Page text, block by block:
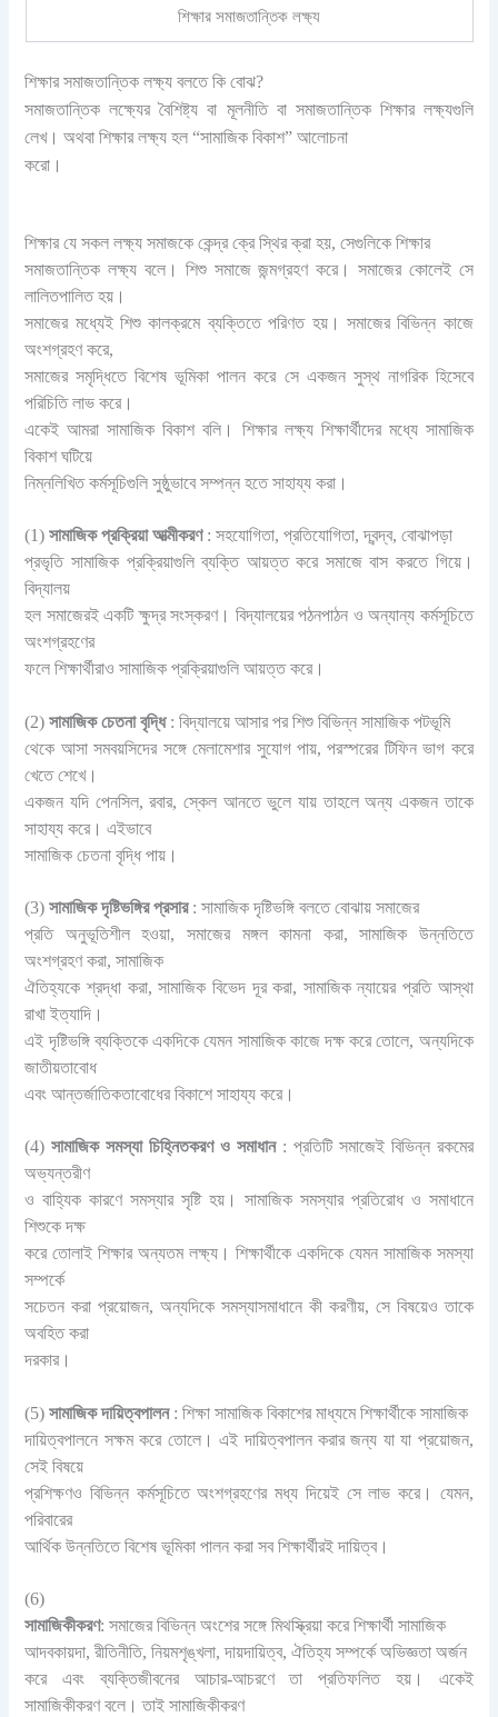
শিক্ষার সমাজতান্তিক লক্ষ্য
শিক্ষার সমাজতান্তিক লক্ষ্য বলতে কি বোঝ?
সমাজতান্তিক লক্ষ্যের বৈশিষ্ট্য বা মূলনীতি বা সমাজতান্তিক শিক্ষার লক্ষ্যগুলি
লেখ।অথবাশিক্ষার লক্ষ্য হল “সামাজিক বিকাশ” আলোচনা
করো।
শিক্ষার যে সকল লক্ষ্য সমাজকে কেন্দ্র ক্রে স্থির ক্রা হয়, সেগুলিকে শিক্ষার
সমাজতান্তিক লক্ষ্য বলে। শিশু সমাজে জন্মগ্রহণ করে। সমাজের কোলেই সে
লালিতপালিত হয়।
সমাজের মধ্যেই শিশু কালক্রমে ব্যক্তিতে পরিণত হয়। সমাজের বিভিন্ন কাজে
অংশগ্রহণ করে,
সমাজের সমৃদ্ধিতে বিশেষ ভূমিকা পালন করে সে একজন সুস্থ নাগরিক হিসেবে
পরিচিতি লাভ করে।
একেই আমরা সামাজিক বিকাশ বলি। শিক্ষার লক্ষ্য শিক্ষার্থীদের মধ্যে সামাজিক
বিকাশ ঘটিয়ে
নিম্নলিখিত কর্মসূচিগুলি সুষ্ঠুভাবে সম্পন্ন হতে সাহায্য করা।
(1)সামাজিক প্রক্রিয়া আত্মীকরণ: সহযোগিতা, প্রতিযোগিতা, দ্বন্দ্ব, বোঝাপড়া
প্রভৃতি সামাজিক প্রক্রিয়াগুলি ব্যক্তি আয়ত্ত করে সমাজে বাস করতে গিয়ে।
বিদ্যালয়
হল সমাজেরই একটি ক্ষুদ্র সংস্করণ। বিদ্যালয়ের পঠনপাঠন ও অন্যান্য কর্মসূচিতে
অংশগ্রহণের
ফলে শিক্ষার্থীরাও সামাজিক প্রক্রিয়াগুলি আয়ত্ত করে।
(2)সামাজিক চেতনা বৃদ্ধি: বিদ্যালয়ে আসার পর শিশু বিভিন্ন সামাজিক পটভূমি
থেকে আসা সমবয়সিদের সঙ্গে মেলামেশার সুযোগ পায়, পরস্পরের টিফিন ভাগ করে
খেতে শেখে।
একজন যদি পেনসিল, রবার, স্কেল আনতে ভুলে যায় তাহলে অন্য একজন তাকে
সাহায্য করে। এইভাবে
সামাজিক চেতনা বৃদ্ধি পায়।
(3)সামাজিক দৃষ্টিভঙ্গির প্রসার: সামাজিক দৃষ্টিভঙ্গি বলতে বোঝায় সমাজের
প্রতি অনুভূতিশীল হওয়া, সমাজের মঙ্গল কামনা করা, সামাজিক উন্নতিতে
অংশগ্রহণ করা, সামাজিক
ঐতিহ্যকে শ্রদ্ধা করা, সামাজিক বিভেদ দূর করা, সামাজিক ন্যায়ের প্রতি আস্থা
রাখা ইত্যাদি।
এই দৃষ্টিভঙ্গি ব্যক্তিকে একদিকে যেমন সামাজিক কাজে দক্ষ করে তোলে, অন্যদিকে
জাতীয়তাবোধ
এবং আন্তর্জাতিকতাবোধের বিকাশে সাহায্য করে।
(4)সামাজিক সমস্যা চিহ্নিতকরণ ও সমাধান: প্রতিটি সমাজেই বিভিন্ন রকমের
অভ্যন্তরীণ
ও বাহ্যিক কারণে সমস্যার সৃষ্টি হয়। সামাজিক সমস্যার প্রতিরােধ ও সমাধানে
শিশুকে দক্ষ
করে তােলাই শিক্ষার অন্যতম লক্ষ্য। শিক্ষার্থীকে একদিকে যেমন সামাজিক সমস্যা
সম্পর্কে
সচেতন করা প্রয়ােজন, অন্যদিকে সমস্যাসমাধানে কী করণীয়, সে বিষয়েও তাকে
অবহিত করা
দরকার।
(5)সামাজিক দায়িত্বপালন: শিক্ষা সামাজিক বিকাশের মাধ্যমে শিক্ষার্থীকে সামাজিক
দায়িত্বপালনে সক্ষম করে তোলে। এই দায়িত্বপালন করার জন্য যা যা প্রয়োজন,
সেই বিষয়ে
প্রশিক্ষণও বিভিন্ন কর্মসূচিতে অংশগ্রহণের মধ্য দিয়েই সে লাভ করে। যেমন,
পরিবারের
আর্থিক উন্নতিতে বিশেষ ভূমিকা পালন করা সব শিক্ষার্থীরই দায়িত্ব।
(6)
সামাজিকীকরণ: সমাজের বিভিন্ন অংশের সঙ্গে মিথস্ক্রিয়া করে শিক্ষার্থী সামাজিক
আদবকায়দা, রীতিনীতি, নিয়মশৃঙ্খলা, দায়দায়িত্ব, ঐতিহ্য সম্পর্কে অভিজ্ঞতা অর্জন
করে এবং ব্যক্তিজীবনের আচার-আচরণে তা প্রতিফলিত হয়। একেই
সামাজিকীকরণ বলে। তাই সামাজিকীকরণ